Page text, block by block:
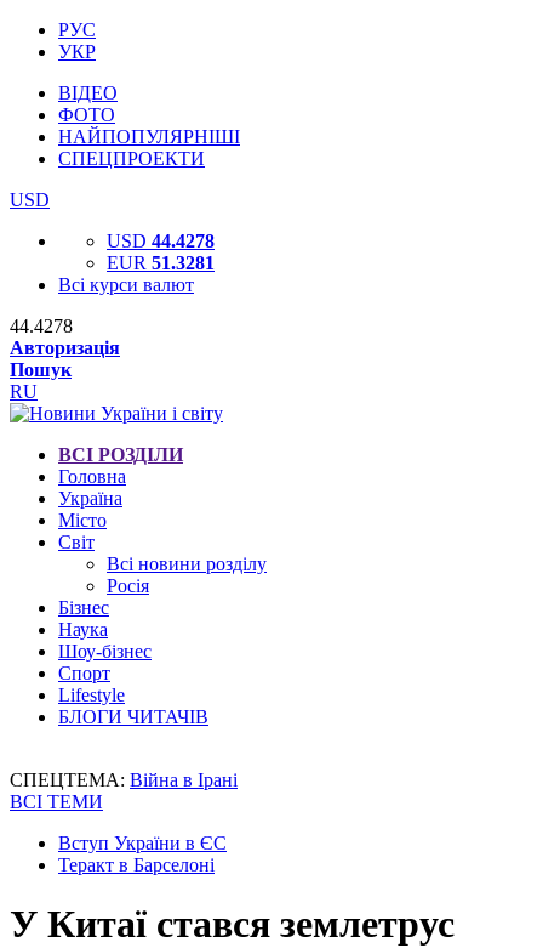
РУС
УКР
ВІДЕО
ФОТО
НАЙПОПУЛЯРНІШІ
СПЕЦПРОЕКТИ
USD
USD 44.4278
EUR 51.3281
Всі курси валют
44.4278
Авторизація
Пошук
RU
ВСІ РОЗДІЛИ
Головна
Україна
Місто
Світ
Всі новини розділу
Росія
Бізнес
Наука
Шоу-бізнес
Спорт
Lifestyle
БЛОГИ ЧИТАЧІВ
СПЕЦТЕМА: Війна в Ірані
ВСІ ТЕМИ
Вступ України в ЄС
Теракт в Барселоні
У Китаї стався землетрус